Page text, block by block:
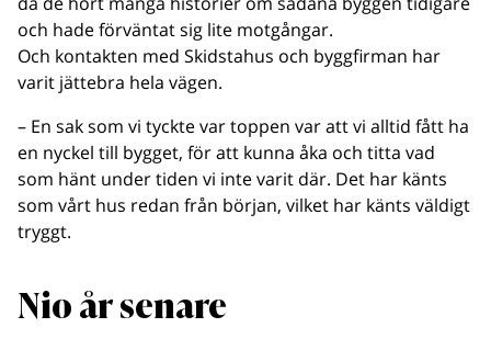
och hade förväntat sig lite motgångar.
Och kontakten med Skidstahus och byggfirman har
varit jättebra hela vägen.
– En sak som vi tyckte var toppen var att vi alltid fått ha
en nyckel till bygget, för att kunna åka och titta vad
som hänt under tiden vi inte varit där. Det har känts
som vårt hus redan från början, vilket har känts väldigt
tryggt.
Nio år senare